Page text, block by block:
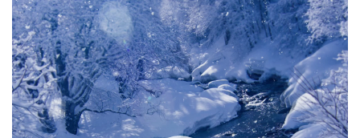
Lecteur
vidéo